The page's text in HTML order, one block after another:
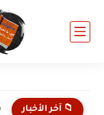
📁 آخر الأخبار